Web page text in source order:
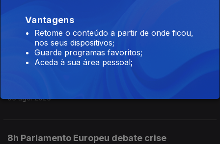
10h Mau tempo na Ilha da Terceira
06 ago. 2026
06 ago. 2026
8h Parlamento Europeu debate crise
Vantagens
Retome o conteúdo a partir de onde ficou,
nos seus dispositivos;
Guarde programas favoritos;
Aceda à sua área pessoal;